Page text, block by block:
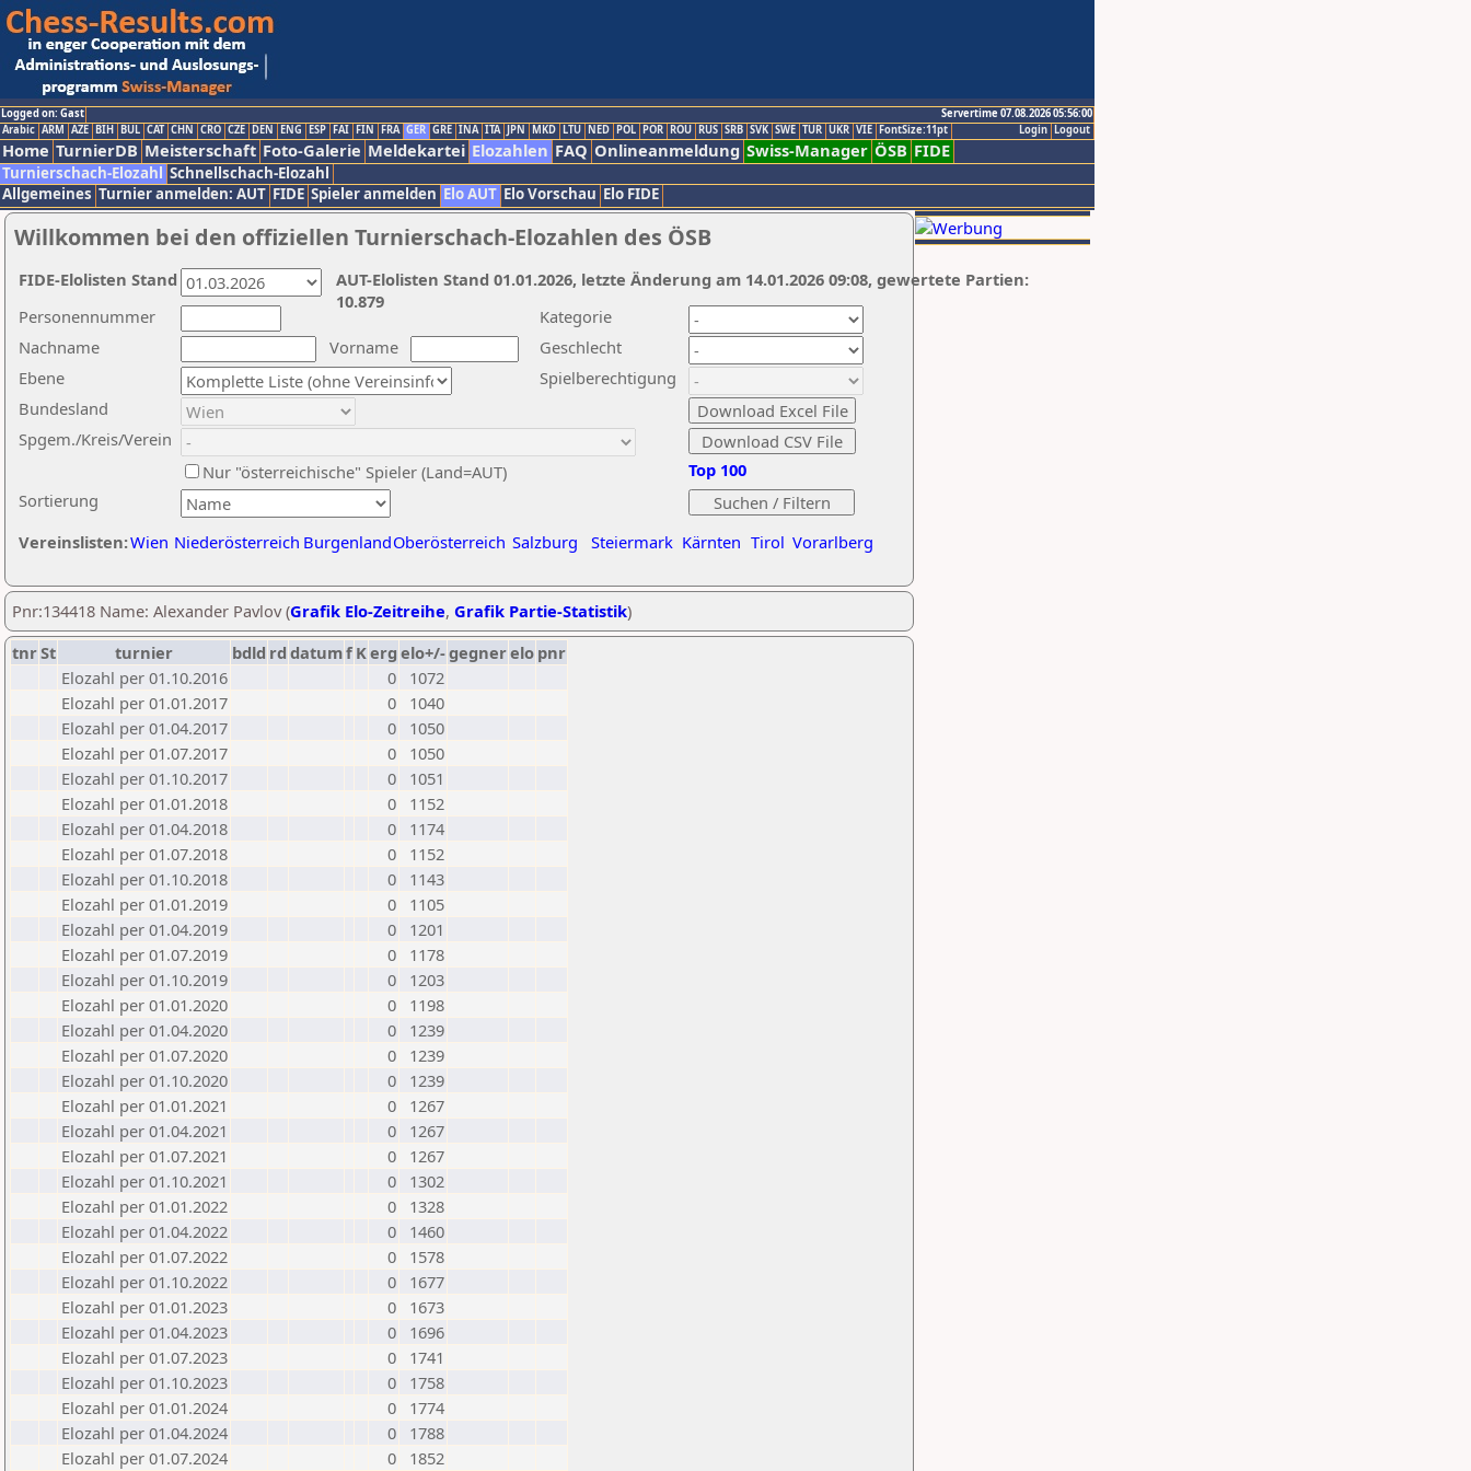
Logged on: Gast
Servertime 07.08.2026 05:56:00
Logout
Login
Arabic ARM AZE BIH BUL CAT CHN CRO CZE DEN ENG ESP FAI FIN FRA GER GRE INA ITA JPN MKD LTU NED POL POR ROU RUS SRB SVK SWE TUR UKR VIE FontSize:11pt
Home TurnierDB Meisterschaft Foto-Galerie Meldekartei Elozahlen FAQ Onlineanmeldung Swiss-Manager ÖSB FIDE
Turnierschach-Elozahl Schnellschach-Elozahl
Allgemeines Turnier anmelden: AUT FIDE Spieler anmelden Elo AUT Elo Vorschau Elo FIDE
Willkommen bei den offiziellen Turnierschach-Elozahlen des ÖSB
Nachname
Vorname
Ebene
Kategorie
Sortierung
Personennummer
Bundesland
Spgem./Kreis/Verein
Geschlecht
Nur "österreichische" Spieler (Land=AUT)
Spielberechtigung
Vereinslisten:Wien Niederösterreich BurgenlandOberösterreich Salzburg Steiermark Kärnten Tirol Vorarlberg
Top 100
AUT-Elolisten Stand 01.01.2026, letzte Änderung am 14.01.2026 09:08, gewertete Partien:
10.879
FIDE-Elolisten Stand
Pnr:134418 Name: Alexander Pavlov (Grafik Elo-Zeitreihe, Grafik Partie-Statistik)
tnrSt turnier bdld rd datumf Kerg elo+/-gegnerelo pnr
Elozahl per 01.10.2016
0
1072
Elozahl per 01.01.2017
0
1040
Elozahl per 01.04.2017
0
1050
Elozahl per 01.07.2017
0
1050
Elozahl per 01.10.2017
0
1051
Elozahl per 01.01.2018
0
1152
Elozahl per 01.04.2018
0
1174
Elozahl per 01.07.2018
0
1152
Elozahl per 01.10.2018
0
1143
Elozahl per 01.01.2019
0
1105
Elozahl per 01.04.2019
0
1201
Elozahl per 01.07.2019
0
1178
Elozahl per 01.10.2019
0
1203
Elozahl per 01.01.2020
0
1198
Elozahl per 01.04.2020
0
1239
Elozahl per 01.07.2020
0
1239
Elozahl per 01.10.2020
0
1239
Elozahl per 01.01.2021
0
1267
Elozahl per 01.04.2021
0
1267
Elozahl per 01.07.2021
0
1267
Elozahl per 01.10.2021
0
1302
Elozahl per 01.01.2022
0
1328
Elozahl per 01.04.2022
0
1460
Elozahl per 01.07.2022
0
1578
Elozahl per 01.10.2022
0
1677
Elozahl per 01.01.2023
0
1673
Elozahl per 01.04.2023
0
1696
Elozahl per 01.07.2023
0
1741
Elozahl per 01.10.2023
0
1758
Elozahl per 01.01.2024
0
1774
Elozahl per 01.04.2024
0
1788
Elozahl per 01.07.2024
0 1852